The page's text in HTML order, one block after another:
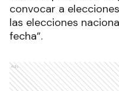
convocar a
las elecciones
fecha”.
Ads